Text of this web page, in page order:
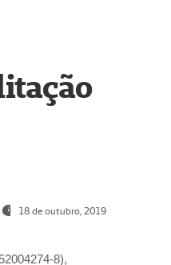
18 de outubro, 2019
8),